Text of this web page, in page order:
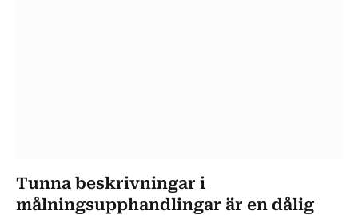
Tunna beskrivningar i
målningsupphandlingar är en dålig